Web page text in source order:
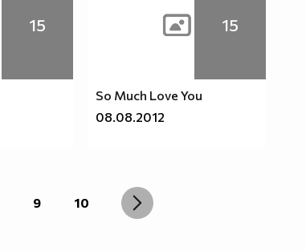
15 15
So Much Love You
08.08.2012
9 10